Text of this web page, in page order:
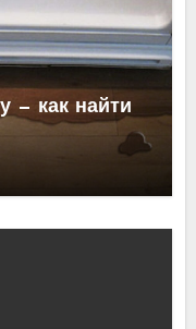
— как найти